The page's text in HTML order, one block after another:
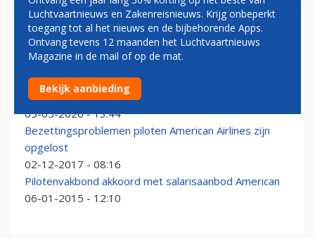
APA
Pilotenbond na afwijzen fusieplan United en American:
'gemiste groeikans'
05-05-2026 - 13:44
Bezettingsproblemen piloten American Airlines zijn
opgelost
02-12-2017 - 08:16
Pilotenvakbond akkoord met salarisaanbod American
06-01-2015 - 12:10
Luchtvaartnieuws en Zakenreisnieuws. Krijg onbeperkt
toegang tot al het nieuws en de bijbehorende Apps.
Ontvang tevens 12 maanden het Luchtvaartnieuws
Magazine in de mail of op de mat.
Bekijk aanbieding